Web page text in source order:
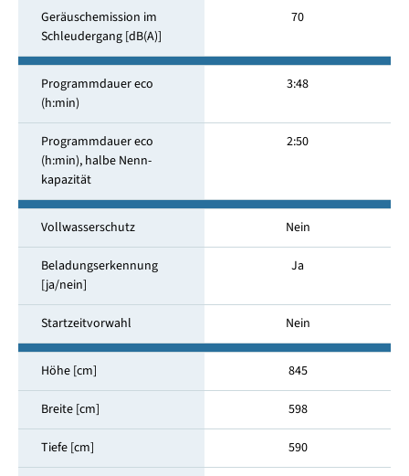
Geräuschemission im
Schleuder­gang [dB(A)]
70
Programmdauer eco
(h:min)
3:48
Programmdauer eco
(h:min), halbe Nenn­
kapazität
2:50
Vollwasserschutz Nein
Beladungserkennung
[ja/nein]
Ja
Startzeitvorwahl Nein
Höhe [cm] 845
Breite [cm] 598
Tiefe [cm] 590